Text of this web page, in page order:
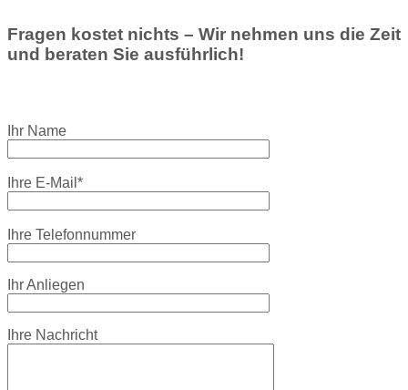
Fragen kostet nichts – Wir nehmen uns die Zeit
und beraten Sie ausführlich!
Ihr Name
Ihre E-Mail*
Ihre Telefonnummer
Ihr Anliegen
Ihre Nachricht